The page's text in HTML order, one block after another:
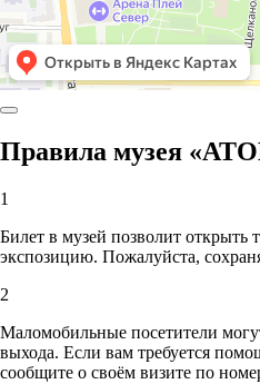
Правила музея
1
Билет в музей позволит открыть
экспозицию. Пожалуйста,
2
Маломобильные посетители
выхода. Если вам требуется
сообщите о своём визите по